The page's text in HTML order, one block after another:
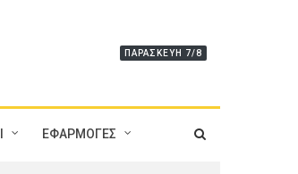
ΠΑΡΑΣΚΕΥΉ 7/8
ΕΦΑΡΜΟΓΕΣ